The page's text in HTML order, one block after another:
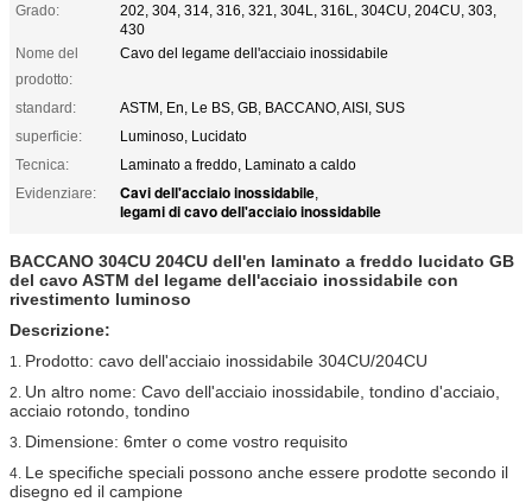
Grado:
202, 304, 314, 316, 321, 304L, 316L, 304CU, 204CU, 303,
430
Nome del
prodotto:
Cavo del legame dell'acciaio inossidabile
standard:
ASTM, En, Le BS, GB, BACCANO, AISI, SUS
superficie:
Luminoso, Lucidato
Tecnica:
Laminato a freddo, Laminato a caldo
Evidenziare:
Cavi dell'acciaio inossidabile,
legami di cavo dell'acciaio inossidabile
BACCANO 304CU 204CU dell'en laminato a freddo lucidato GB
del cavo ASTM del legame dell'acciaio inossidabile con
rivestimento luminoso
Descrizione:
1. Prodotto: cavo dell'acciaio inossidabile 304CU/204CU
2. Un altro nome: Cavo dell'acciaio inossidabile, tondino d'acciaio,
acciaio rotondo, tondino
3. Dimensione: 6mter o come vostro requisito
4. Le specifiche speciali possono anche essere prodotte secondo il
disegno ed il campione